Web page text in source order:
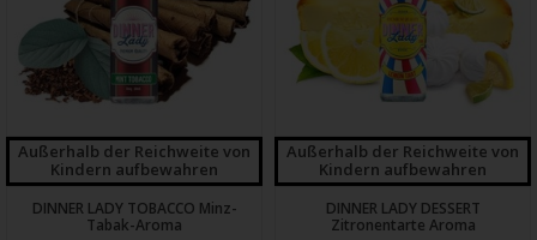
Außerhalb der Reichweite von
Kindern aufbewahren
DINNER LADY TOBACCO Minz-
Tabak-Aroma
Außerhalb der Reichweite von
Kindern aufbewahren
DINNER LADY DESSERT
Zitronentarte Aroma